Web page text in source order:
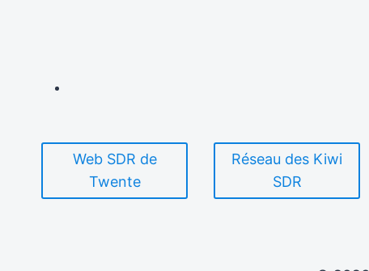
Web SDR de
Twente
Réseau des Kiwi
SDR